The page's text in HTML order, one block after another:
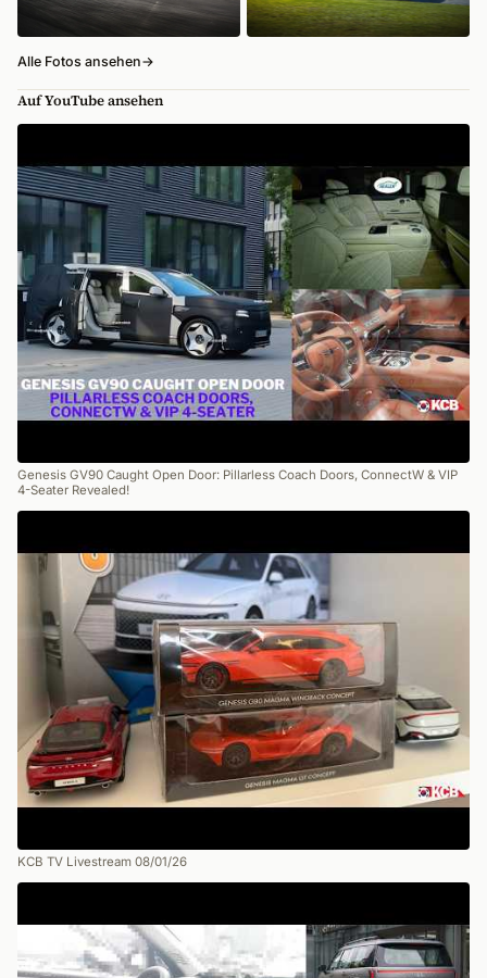
Alle Fotos ansehen→
Auf YouTube ansehen
Genesis GV90 Caught Open Door: Pillarless Coach Doors, ConnectW & VIP
4-Seater Revealed!
KCB TV Livestream 08/01/26